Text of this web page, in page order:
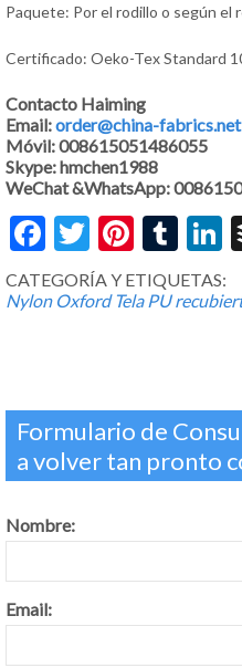
Paquete: Por el rodillo o según el
Certificado: Oeko-Tex Standard
Contacto Haiming
Email:order@china-fabrics.net
Móvil: 008615051486055
Skype: hmchen1988
WeChat &WhatsApp:
Facebook
Twitter
CATEGORÍA Y ETIQUETAS:
Nylon Oxford Tela PU
Formulario de
a volver tan pronto
Nombre:
Email: